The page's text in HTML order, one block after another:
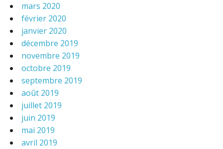
mars 2020
février 2020
janvier 2020
décembre 2019
novembre 2019
octobre 2019
septembre 2019
août 2019
juillet 2019
juin 2019
mai 2019
avril 2019